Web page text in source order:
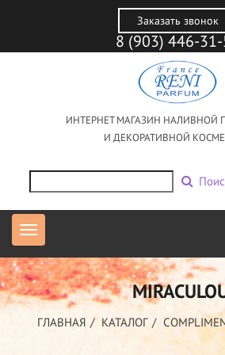
Заказать звонок
8 (903) 446-
ИНТЕРНЕТ МАГАЗИН
И ДЕКОРАТИВНОЙ
ГЛАВНАЯ КАТАЛОГ